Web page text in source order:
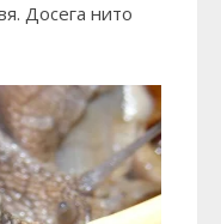
Досега нито